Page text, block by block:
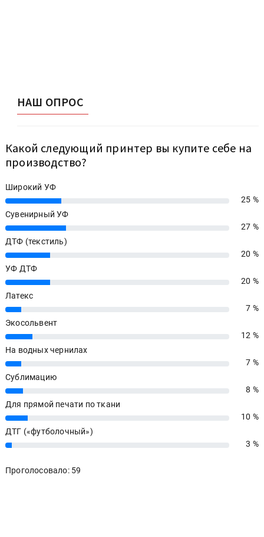
НАШ ОПРОС
Какой следующий принтер вы купите себе на
производство?
Широкий УФ
25%
25 %
Сувенирный УФ
27%
27 %
ДТФ (текстиль)
20%
20 %
УФ ДТФ
20%
20 %
Латекс
7%
7 %
Экосольвент
12%
12 %
На водных чернилах
7%
7 %
Сублимацию
8%
8 %
Для прямой печати по ткани
10%
10 %
ДТГ («футболочный»)
3% 3 %
Проголосовало: 59